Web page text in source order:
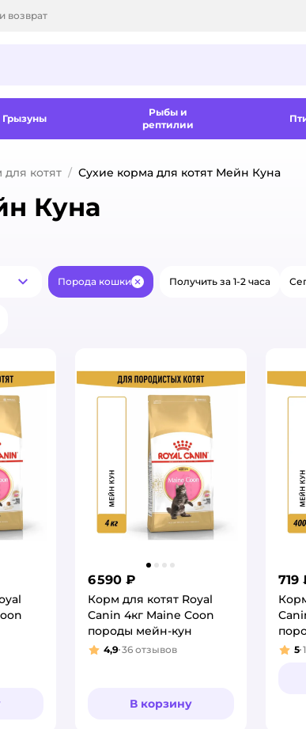
возврат
Грызуны
Рыбы и
рептилии
котят Сухие корма для котят Мейн Куна
Куна
Порода кошки ЗакрытьПолучить за 1-2 часа
6 590 ₽
Корм для котят Royal
Canin 4кг Maine Coon
породы мейн-кун
Рейтинг:
4,9 36 отзывов
В корзину
719
5